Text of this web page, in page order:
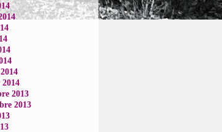
2013
2013